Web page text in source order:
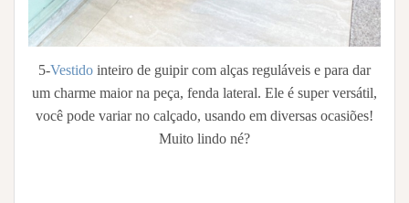
5-Vestido inteiro de guipir com alças reguláveis e para dar
um charme maior na peça, fenda lateral. Ele é super versátil,
você pode variar no calçado, usando em diversas ocasiões!
Muito lindo né?